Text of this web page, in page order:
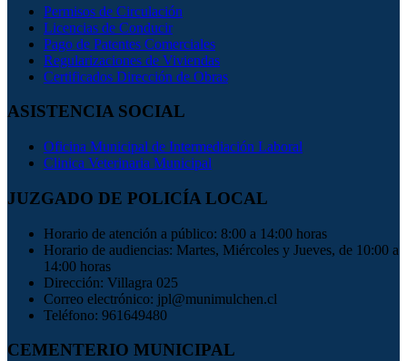
Permisos de Circulación
Licencias de Conducir
Pago de Patentes Comerciales
Regularizaciones de Viviendas
Certificados Dirección de Obras
ASISTENCIA SOCIAL
Oficina Municipal de Intermediación Laboral
Clinica Veterinaria Municipal
JUZGADO DE POLICÍA LOCAL
Horario de atención a público: 8:00 a 14:00 horas
Horario de audiencias: Martes, Miércoles y Jueves, de 10:00 a
14:00 horas
Dirección: Villagra 025
Correo electrónico: jpl@munimulchen.cl
Teléfono: 961649480
CEMENTERIO MUNICIPAL